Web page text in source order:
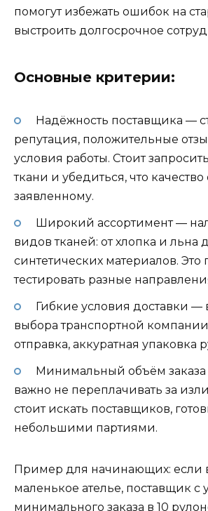
помогут избежать ошибок на
выстроить долгосрочное
Основные критерии:
Надёжность поставщика —
репутация, положительные
условия работы. Стоит
ткани и убедиться, что качество
заявленному.
Широкий ассортимент —
видов тканей: от хлопка и льна
синтетических материалов. Это
тестировать разные
Гибкие условия доставки —
выбора транспортной
отправка, аккуратная упаковка
Минимальный объём
важно не переплачивать за
стоит искать поставщиков,
небольшими партиями.
Пример для начинающих: если
маленькое ателье, поставщик с
минимального заказа в 10